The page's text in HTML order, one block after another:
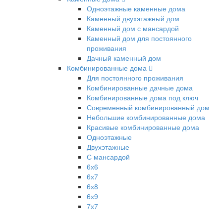
Одноэтажные каменные дома
Каменный двухэтажный дом
Каменный дом с мансардой
Каменный дом для постоянного
проживания
Дачный каменный дом
Комбинированные дома
Для постоянного проживания
Комбинированные дачные дома
Комбинированные дома под ключ
Современный комбинированный дом
Небольшие комбинированные дома
Красивые комбинированные дома
Одноэтажные
Двухэтажные
С мансардой
6х6
6х7
6х8
6х9
7х7